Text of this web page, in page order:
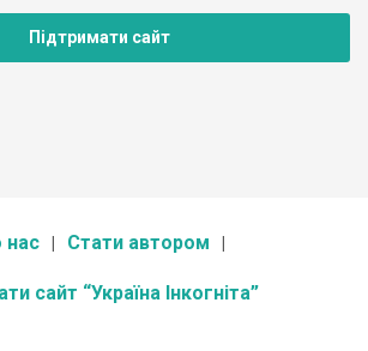
Підтримати сайт
нас Стати автором
сайт “Україна Інкогніта”